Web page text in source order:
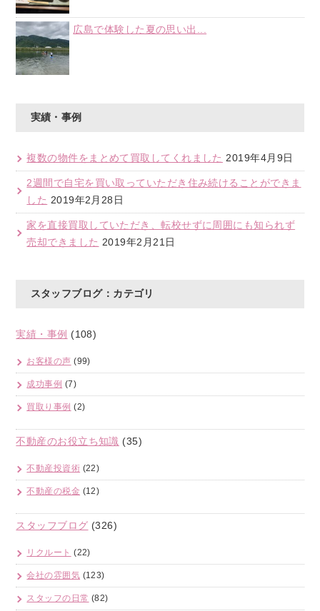
広島で体験した夏の思い出...
実績・事例
複数の物件をまとめて買取してくれました 2019年4月9日
2週間で自宅を買い取っていただき住み続けることができま
した 2019年2月28日
家を直接買取していただき、転校せずに周囲にも知られず
売却できました 2019年2月21日
スタッフブログ：カテゴリ
実績・事例 (108)
お客様の声 (99)
成功事例 (7)
買取り事例 (2)
不動産のお役立ち知識 (35)
不動産投資術 (22)
不動産の税金 (12)
スタッフブログ (326)
リクルート (22)
会社の雰囲気 (123)
スタッフの日常 (82)